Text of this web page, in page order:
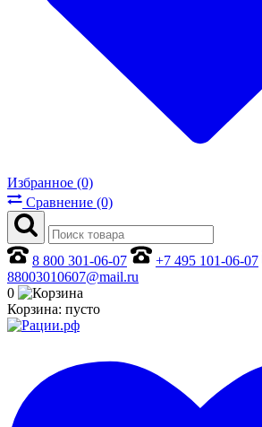
Избранное (0)
Сравнение (0)
8 800 301-06-07
+7 495 101-06-07
88003010607@mail.ru
0
Корзина: пусто